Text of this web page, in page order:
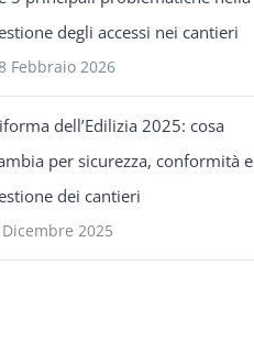
degli accessi nei cantieri
Febbraio 2026
dell’Edilizia 2025: cosa
per sicurezza, conformità e
dei cantieri
2025